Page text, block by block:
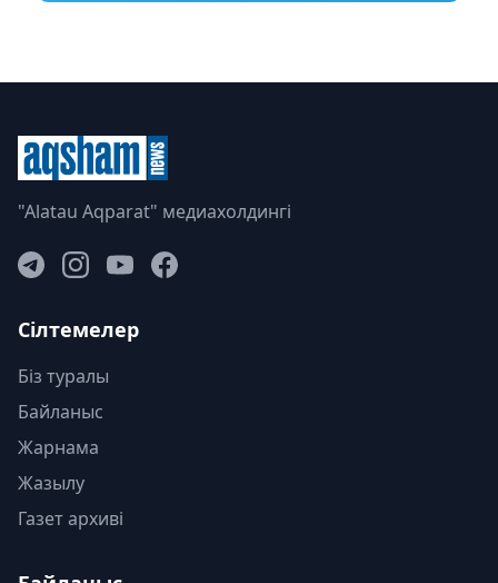
"Alatau Aqparat" медиахолдингі
Сілтемелер
Біз туралы
Байланыс
Жарнама
Жазылу
Газет архиві